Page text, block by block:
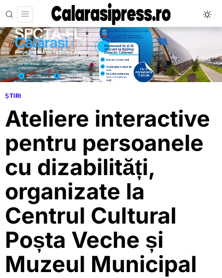
ȘTIRI
Ateliere interactive
pentru persoanele
cu dizabilități,
organizate la
Centrul Cultural
Poșta Veche și
Muzeul Municipal